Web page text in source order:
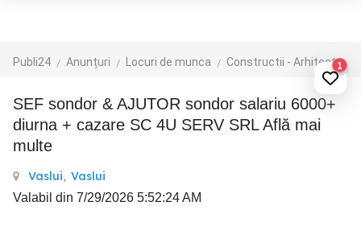
Publi24 Anunțuri Locuri de munca Constructii - Arhitectura - Design1
SEF sondor & AJUTOR sondor salariu 6000+
diurna + cazare SC 4U SERV SRL Află mai
multe
Vaslui, Vaslui
Valabil din 7/29/2026 5:52:24 AM